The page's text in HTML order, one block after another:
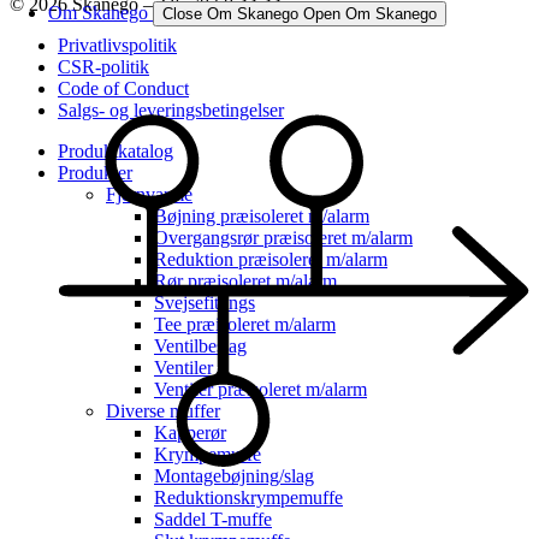
Om Skanego Close Om Skanego Open Om Skanego
Privatlivspolitik
CSR-politik
Code of Conduct
Salgs- og leveringsbetingelser
Produktkatalog
Produkter
Fjernvarme
Bøjning præisoleret m/alarm
Overgangsrør præisoleret m/alarm
Reduktion præisoleret m/alarm
Rør præisoleret m/alarm
Svejsefittings
Tee præisoleret m/alarm
Ventilbeslag
Ventiler
Ventiler præisoleret m/alarm
Diverse muffer
Kapperør
Krympemuffe
Montagebøjning/slag
Reduktionskrympemuffe
Saddel T-muffe